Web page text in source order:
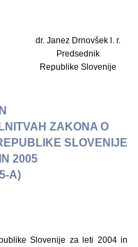
dr. Janez Drnovšek l. r.
Predsednik
Republike Slovenije
ZAKONA O
SLOVENIJE
2005
A)
Slovenije za leti 2004 in